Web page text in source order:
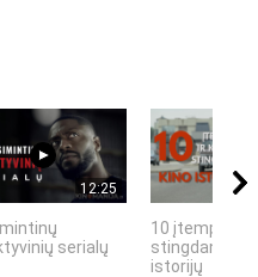
12:25
serialų
10 įtemptų,
stingdančių
istorijų